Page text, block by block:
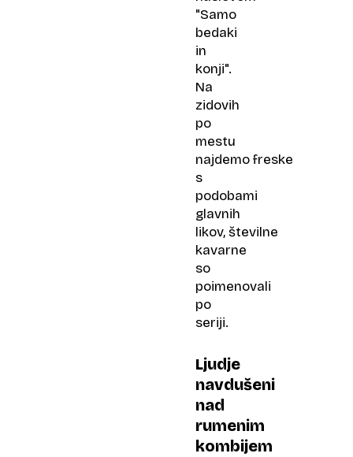
"Samo
bedaki
in
konji".
Na
zidovih
po
mestu
najdemo freske
s
podobami
glavnih
likov, številne
kavarne
so
poimenovali
po
seriji.
Ljudje
navdušeni
nad
rumenim
kombijem